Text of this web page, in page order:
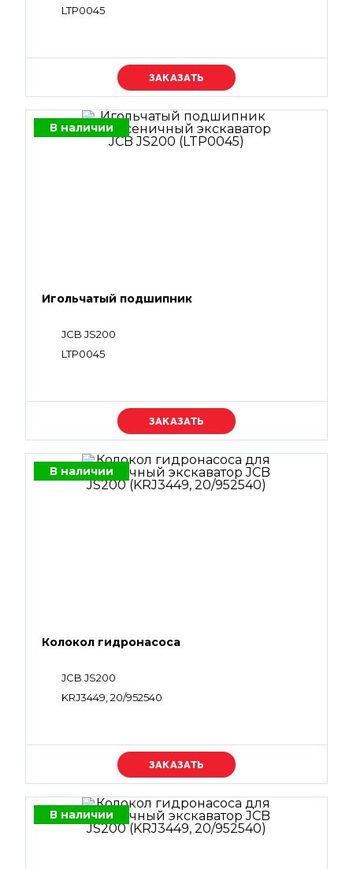
LTP0045
Уточняйте цену
В наличии
Игольчатый подшипник
JCB JS200
LTP0045
Уточняйте цену
В наличии
Колокол гидронасоса
JCB JS200
KRJ3449, 20/952540
Уточняйте цену
В наличии